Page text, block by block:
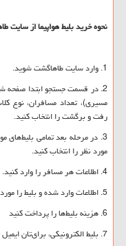
نحوه خرید بلیط هواپیما از سایت
1. وارد سایت طاهاگشت شوید.
2. در قسمت جستجو ابتدا صفحه
مسیری)، تعداد مسافران، نوع
رفت و برگشت را انتخاب کنید.
3. در مرحله بعد تمامی
مورد نظر را انتخاب کنید.
4. اطلاعات هر مسافر را وارد کنید.
5. اطلاعات وارد شده و بلیط را مورد تایید قرار دهید.
6. هزینه بلیط‌ها را پرداخت کنید
7. بلیط الکترونیکی، برای‌تان ایمیل خواهد شد.